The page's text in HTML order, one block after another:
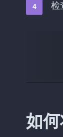
检
如